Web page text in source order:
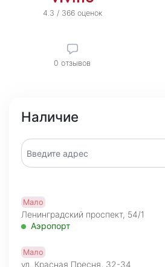
4.3 / 366 оценок
0 отзывов
Наличие
Мало
Ленинградский проспект, 54/1
Аэропорт
Мало
ул. Красная Пресня, 32-34